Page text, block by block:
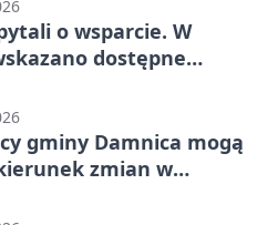
o wsparcie. W
dostępne
gminy Damnica mogą
zmian w